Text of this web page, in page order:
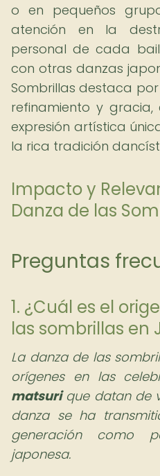
o en pequeños
atención en la
personal de cada
con otras danzas
Sombrillas destaca
refinamiento y gracia,
expresión artística
la rica tradición
Impacto y
Danza de las
Preguntas
1. ¿Cuál es el
las sombrillas en
La danza de las
orígenes en las
matsurique datan de
danza se ha
generación como
japonesa.